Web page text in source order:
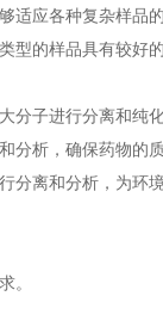
应各种复杂样品的
的样品具有较好的
子进行分离和纯化
析，确保药物的质
离和分析，为环境
。